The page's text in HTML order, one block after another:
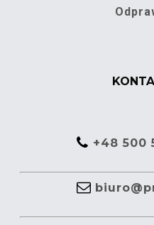
+48 500